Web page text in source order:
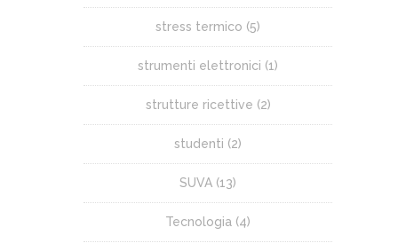
stress termico (5)
strumenti elettronici (1)
strutture ricettive (2)
studenti (2)
SUVA (13)
Tecnologia (4)